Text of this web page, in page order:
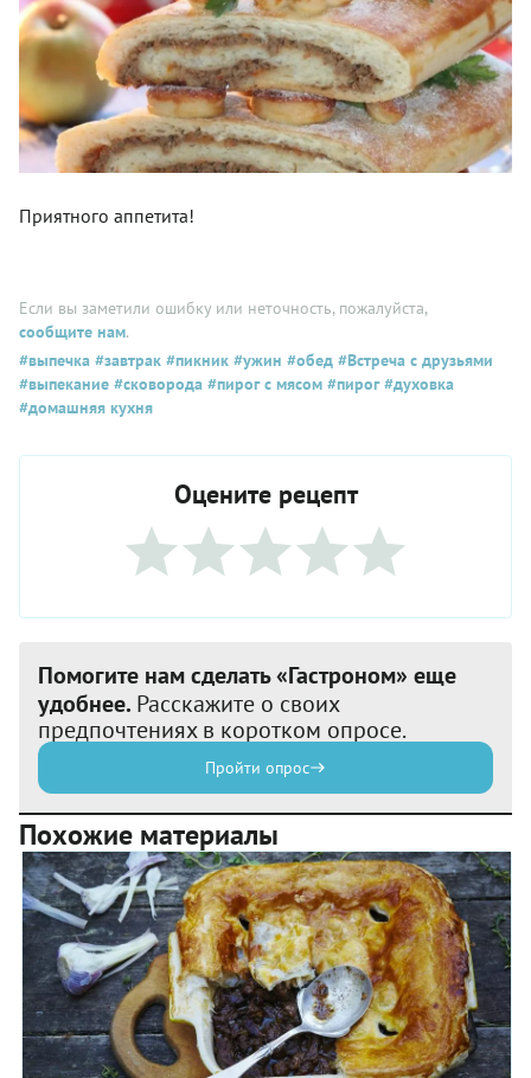
Приятного аппетита!
Если вы заметили ошибку или неточность, пожалуйста,
сообщите нам.
#выпечка #завтрак #пикник #ужин #обед #Встреча с друзьями
#выпекание #сковорода #пирог с мясом #пирог#духовка
#домашняя кухня
Оцените рецепт
Помогите нам сделать «Гастроном» еще
удобнее. Расскажите о своих
предпочтениях в коротком опросе.
Пройти опрос
Похожие материалы